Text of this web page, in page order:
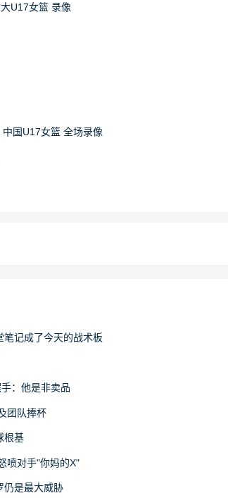
U17女篮 录像
国U17女篮 全场录像
记成了今天的战术板
：他是非卖品
团队捧杯
根基
喷对手"你妈的X"
仍是最大威胁